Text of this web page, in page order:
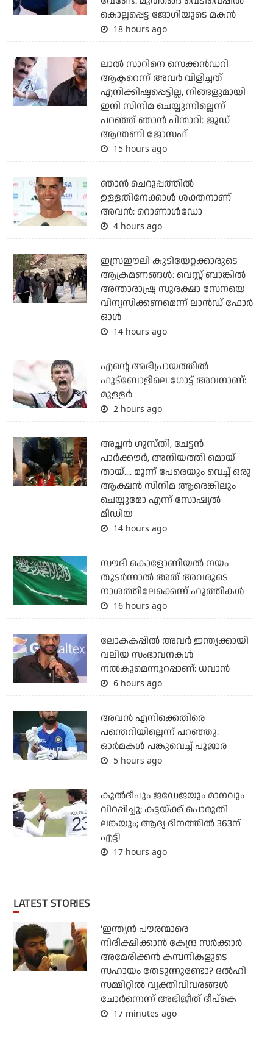
കൊല്ലപ്പെട്ട ജോഗിയുടെ മകന്‍
18 hours ago
ലാല്‍ സാറിനെ സെക്കന്‍ഡറി
ആക്ടറെന്ന് അവര്‍ വിളിച്ചത്
എനിക്കിഷ്ടപ്പെട്ടില്ല, നിങ്ങളുമായി
ഇനി സിനിമ ചെയ്യുന്നില്ലെന്ന്
പറഞ്ഞ് ഞാന്‍ പിന്മാറി: ജൂഡ്
ആന്തണി ജോസഫ്
15 hours ago
ഞാന്‍ ചെറുപ്പത്തില്‍
ഉള്ളതിനേക്കാള്‍ ശക്തനാണ്
അവന്‍: റൊണാള്‍ഡോ
4 hours ago
ഇസ്രഈലി കുടിയേറ്റക്കാരുടെ
ആക്രമണങ്ങള്‍: വെസ്റ്റ് ബാങ്കില്‍
അന്താരാഷ്ട്ര സുരക്ഷാ സേനയെ
വിന്യസിക്കണമെന്ന് ലാന്‍ഡ് ഫോര്‍
ഓള്‍
14 hours ago
എന്റെ അഭിപ്രായത്തില്‍
ഫുട്‌ബോളിലെ ഗോട്ട് അവനാണ്:
മുള്ളര്‍
2 hours ago
അച്ഛന്‍ ഗുസ്തി, ചേട്ടന്‍
പാര്‍ക്കൗര്‍, അനിയത്തി മൊയ്
തായ്.... മൂന്ന് പേരെയും വെച്ച് ഒരു
ആക്ഷന്‍ സിനിമ ആരെങ്കിലും
ചെയ്യുമോ എന്ന് സോഷ്യല്‍
മീഡിയ
14 hours ago
സൗദി കൊളോണിയല്‍ നയം
തുടര്‍ന്നാല്‍ അത് അവരുടെ
നാശത്തിലേക്കെന്ന് ഹൂത്തികള്‍
16 hours ago
ലോകകപ്പിൽ അവര്‍ ഇന്ത്യക്കായി
വലിയ സംഭാവനകള്‍
നല്‍കുമെന്നുറപ്പാണ്: ധവാന്‍
6 hours ago
അവന്‍ എനിക്കെതിരെ
പന്തെറിയില്ലെന്ന് പറഞ്ഞു:
ഓര്‍മകള്‍ പങ്കുവെച്ച് പൂജാര
5 hours ago
കുല്‍ദീപും ജഡേജയും മാനവും
വിറപ്പിച്ചു; കട്ടയ്ക്ക് പൊരുതി
ലങ്കയും; ആദ്യ ദിനത്തില്‍ 363ന്
എട്ട്!
17 hours ago
LATEST STORIES
'ഇന്ത്യന്‍ പൗരന്മാരെ
നിരീക്ഷിക്കാന്‍ കേന്ദ്ര സര്‍ക്കാര്‍
അമേരിക്കന്‍ കമ്പനികളുടെ
സഹായം തേടുന്നുണ്ടോ? ദല്‍ഹി
സമ്മിറ്റില്‍ വ്യക്തിവിവരങ്ങള്‍
ചോര്‍ന്നെന്ന് അഭിജീത് ദീപ്‌കെ
17 minutes ago